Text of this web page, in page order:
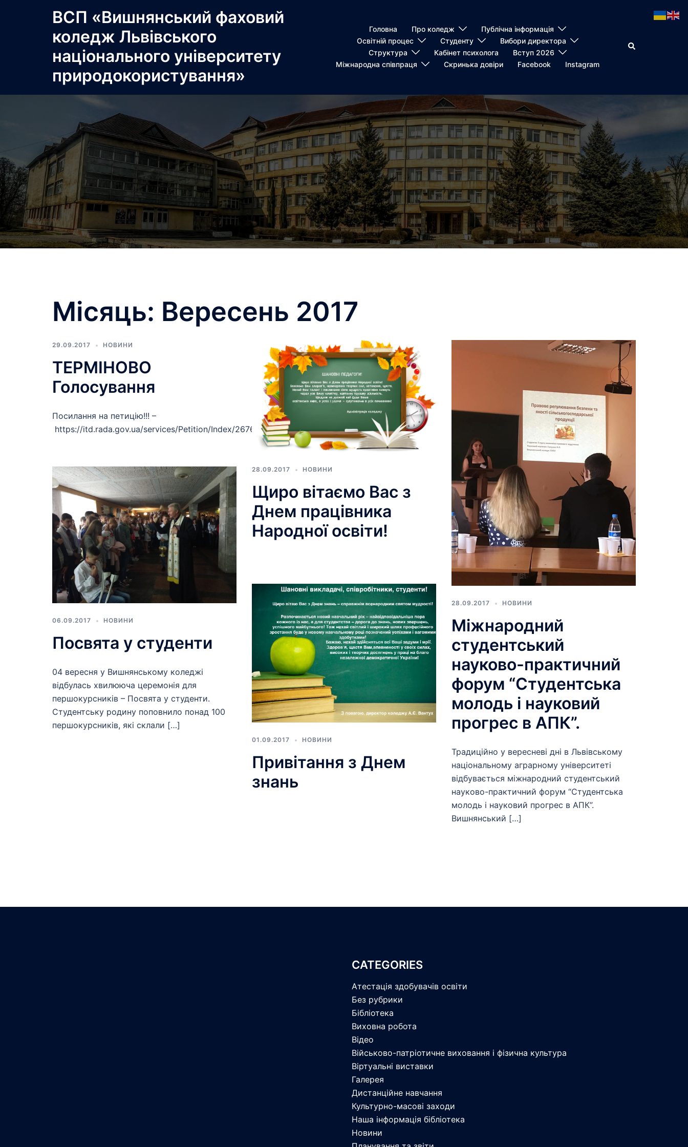
ВСП «Вишнянський фаховий
коледж Львівського
національного університету
природокористування»
Головна Про коледж
Публічна інформація
Освітній процес
Студенту
Вибори директора
Структура
Кабінет психолога
Вступ 2026
Міжнародна співпраця
Скринька довіри Facebook Instagram
Пошук
Місяць: Вересень 2017
29.09.2017 НОВИНИ
ТЕРМІНОВО
Голосування
Посилання на петицію!!! –
https://itd.rada.gov.ua/services/Petition/Index/2676
28.09.2017 НОВИНИ
Щиро вітаємо Вас з
Днем працівника
Народної освіти!
28.09.2017 НОВИНИ
Міжнародний
студентський
науково-практичний
форум “Студентська
молодь і науковий
прогрес в АПК”.
Традиційно у вересневі дні в Львівському
національному аграрному університеті
відбувається міжнародний студентський
науково-практичний форум “Студентська
молодь і науковий прогрес в АПК”.
Вишнянський […]
06.09.2017 НОВИНИ
Посвята у студенти
04 вересня у Вишнянському коледжі
відбулась хвилююча церемонія для
першокурсників – Посвята у студенти.
Студентську родину поповнило понад 100
першокурсників, які склали […]
01.09.2017 НОВИНИ
Привітання з Днем
знань
CATEGORIES
Атестація здобувачів освіти
Без рубрики
Бібліотека
Виховна робота
Відео
Військово-патріотичне виховання і фізична культура
Віртуальні виставки
Галерея
Дистанційне навчання
Культурно-масові заходи
Наша інформація бібліотека
Новини